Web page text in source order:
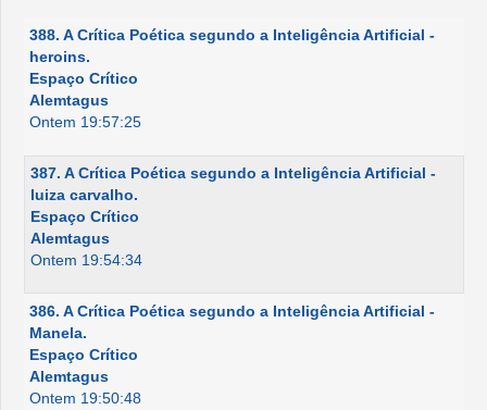
388. A Crítica Poética segundo a Inteligência Artificial -
heroins.
Espaço Crítico
Alemtagus
Ontem 19:57:25
387. A Crítica Poética segundo a Inteligência Artificial -
luiza carvalho.
Espaço Crítico
Alemtagus
Ontem 19:54:34
386. A Crítica Poética segundo a Inteligência Artificial -
Manela.
Espaço Crítico
Alemtagus
Ontem 19:50:48